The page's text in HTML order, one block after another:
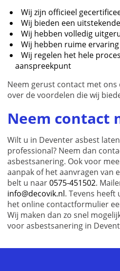
Wij zijn officieel
Wij bieden een
Wij hebben volledig
Wij hebben ruime
Wij regelen het hele
aanspreekpunt
Neem gerust contact met
over de voordelen die wij
Neem contact
Wilt u in Deventer asbest
professional? Neem dan
asbestsanering. Ook voor
aanpak of het aanvragen van
belt u naar0575-451502.
info@decovik.nl. Tevens heeft
het online contactformulier
Wij maken dan zo snel
voor asbestsanering in